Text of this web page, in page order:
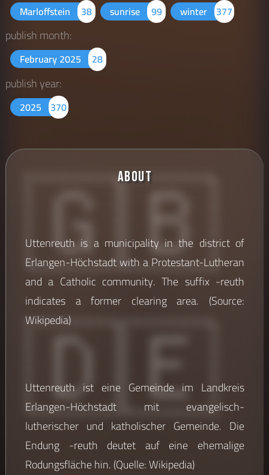
Marloffstein 38 sunrise 99 winter 377
publish month:
February 2025 28
publish year:
2025 370
About
🇬🇧
Uttenreuth is a municipality in the district of
Erlangen-Höchstadt with a Protestant-Lutheran
and a Catholic community. The suffix -reuth
indicates a former clearing area. (Source:
Wikipedia)
🇩🇪
Uttenreuth ist eine Gemeinde im Landkreis
Erlangen-Höchstadt mit evangelisch-
lutherischer und katholischer Gemeinde. Die
Endung -reuth deutet auf eine ehemalige
Rodungsfläche hin. (Quelle: Wikipedia)